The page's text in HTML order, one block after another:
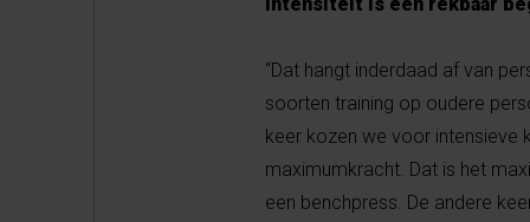
“Dat hangt inderdaad af van
soorten training op oudere
keer kozen we voor intensieve
maximumkracht. Dat is het
een benchpress. De andere